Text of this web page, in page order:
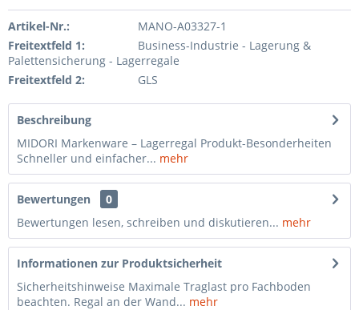
Artikel-Nr.:
MANO-A03327-1
Freitextfeld 1:
Business-Industrie - Lagerung &
Palettensicherung - Lagerregale
Freitextfeld 2:
GLS
Beschreibung
MIDORI Markenware – Lagerregal Produkt-Besonderheiten
Schneller und einfacher... mehr
Bewertungen
0
Bewertungen lesen, schreiben und diskutieren... mehr
Informationen zur Produktsicherheit
Sicherheitshinweise Maximale Traglast pro Fachboden
beachten. Regal an der Wand... mehr